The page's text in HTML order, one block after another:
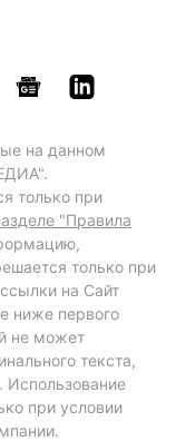
на данном
только при
"Правила
только при
на Сайт
ниже первого
не может
текста,
Использование
при условии